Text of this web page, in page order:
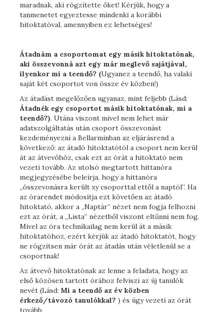
maradnak, aki rögzítette őket! Kérjük, hogy a
tanmenetet egyeztesse mindenki a korábbi
hitoktatóval, amennyiben ez lehetséges!
Átadnám a csoportomat egy másik hitoktatónak,
aki összevonná azt egy már meglevő sajátjával,
ilyenkor mi a teendő? (Ugyanez a teendő, ha valaki
saját két csoportot von össze év közben!)
Az átadást megelőzően ugyanaz, mint feljebb (Lásd:
Átadnék egy csoportot másik hitoktatónak, mi a
teendő?). Utána viszont mivel nem lehet már
adatszolgáltatás után csoport összevonást
kezdeményezni a Bellarminban az eljárásrend a
következő: az átadó hitoktatótól a csoport nem kerül
át az átvevőhöz, csak ezt az órát a hitoktató nem
vezeti tovább. Az utolsó megtartott hittanóra
megjegyzésébe beleírja, hogy a hittanóra
„összevonásra került xy csoporttal ettől a naptól”. Ha
az órarendet módosítja ezt követően az átadó
hitoktató, akkor a „Naptár” nézet nem fogja felhozni
ezt az órát, a „Lista” nézetből viszont eltűnni nem fog.
Mivel az óra technikailag nem kerül át a másik
hitoktatóhoz, ezért kérjük az átadó hitoktatót, hogy
ne rögzítsen már órát az átadás után véletlenül se a
csoportnak!
Az átvevő hitoktatónak az lenne a feladata, hogy az
első közösen tartott órához felviszi az új tanulók
nevét (Lásd: Mi a teendő az év közben
érkező/távozó tanulókkal? ) és úgy vezeti az órát
tovább.